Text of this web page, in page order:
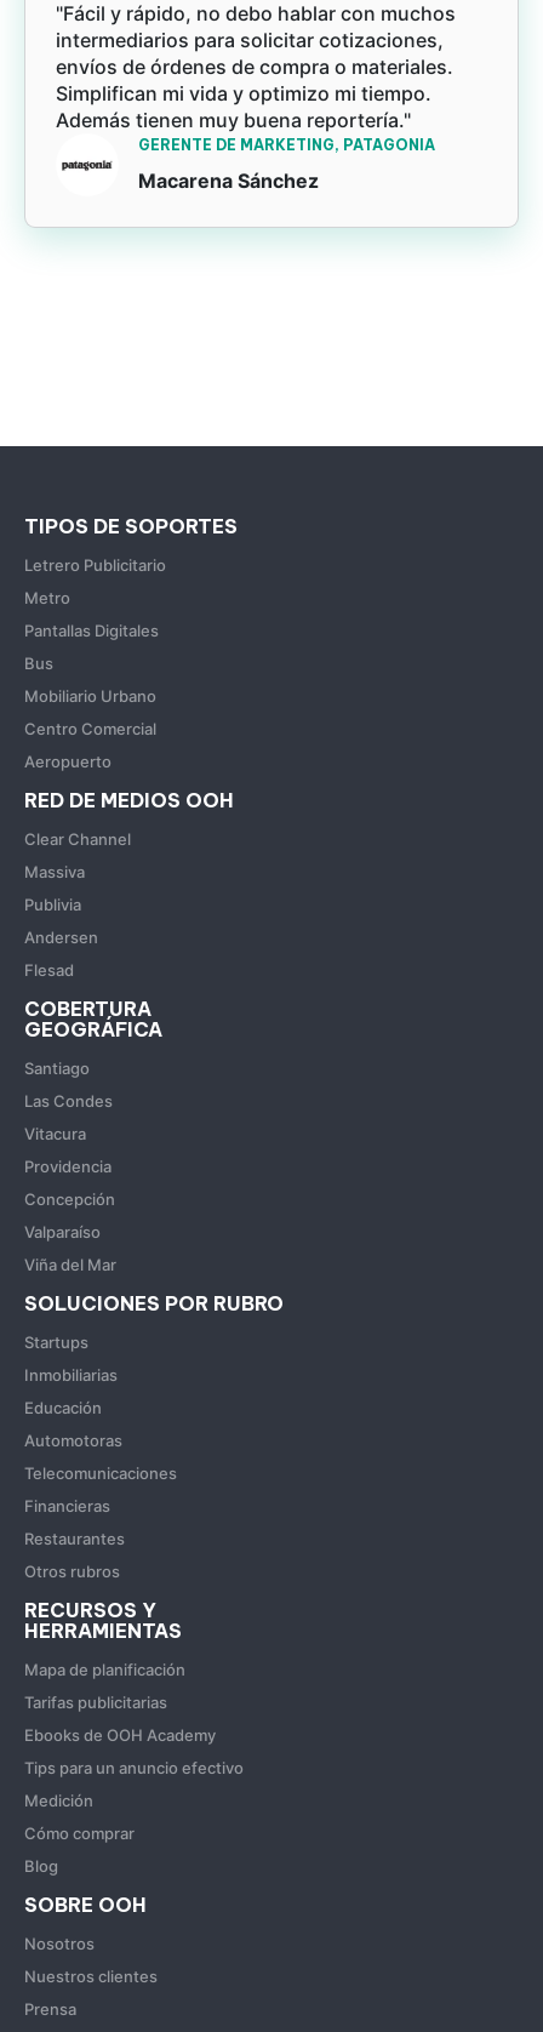
"Fácil y rápido, no debo hablar con muchos
intermediarios para solicitar cotizaciones,
envíos de órdenes de compra o materiales.
Simplifican mi vida y optimizo mi tiempo.
Además tienen muy buena reportería."
GERENTE DE MARKETING, PATAGONIA
Macarena Sánchez
TIPOS DE SOPORTES
Letrero Publicitario
Metro
Pantallas Digitales
Bus
Mobiliario Urbano
Centro Comercial
Aeropuerto
RED DE MEDIOS OOH
Clear Channel
Massiva
Publivia
Andersen
Flesad
COBERTURA
GEOGRÁFICA
Santiago
Las Condes
Vitacura
Providencia
Concepción
Valparaíso
Viña del Mar
SOLUCIONES POR RUBRO
Startups
Inmobiliarias
Educación
Automotoras
Telecomunicaciones
Financieras
Restaurantes
Otros rubros
RECURSOS Y
HERRAMIENTAS
Mapa de planificación
Tarifas publicitarias
Ebooks de OOH Academy
Tips para un anuncio efectivo
Medición
Cómo comprar
Blog
SOBRE OOH
Nosotros
Nuestros clientes
Prensa